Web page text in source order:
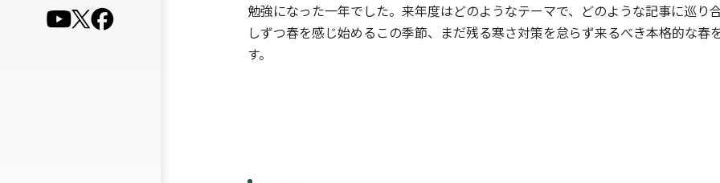
（別ウインドウで開きます）
（別ウインドウで開きます）
（別ウインドウで開きます）勉強になった一年でした。来年度はどのようなテーマで、どのような記事に巡り
しずつ春を感じ始めるこの季節、まだ残る寒さ対策を怠らず来るべき本格的な
す。